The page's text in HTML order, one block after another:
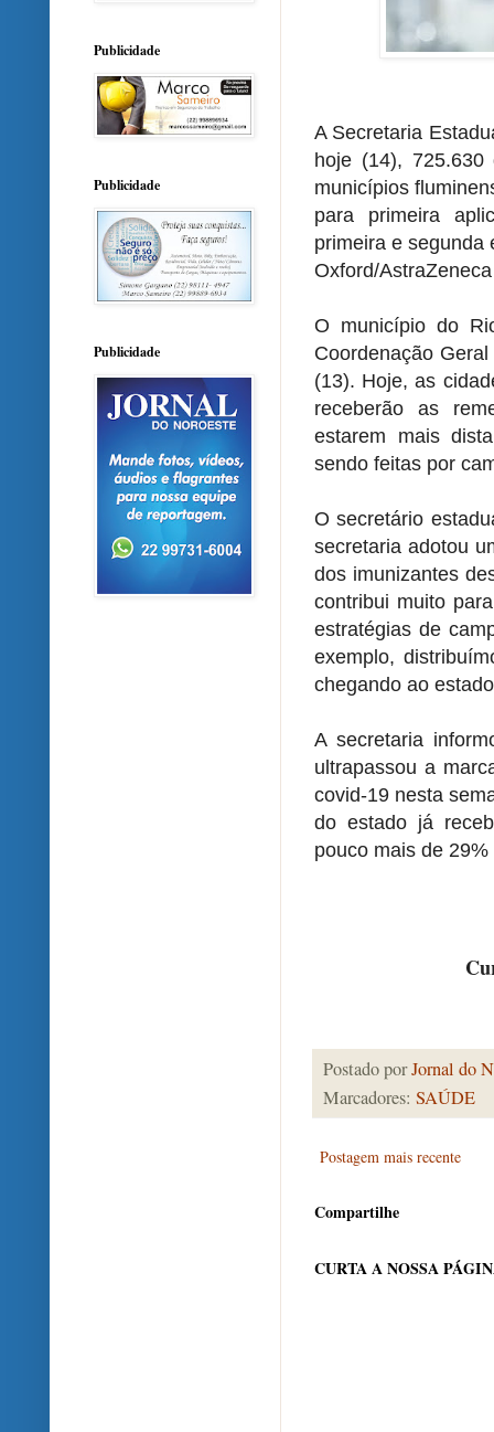
A Secretaria
hoje (14),
municípios
para primeira
primeira e segunda
Oxford/
O município do
Coordenação
(13). Hoje, as
receberão as
estarem mais
sendo feitas por
O secretário
secretaria adotou
dos imunizantes
contribui muito
estratégias de
exemplo,
chegando ao
A secretaria
ultrapassou a
covid-19 nesta
do estado já
pouco mais de
Postado porJornal do
Marcadores: SAÚDE
Postagem mais recente
Compartilhe
CURTA A NOSSA
Publicidade
Publicidade
Publicidade